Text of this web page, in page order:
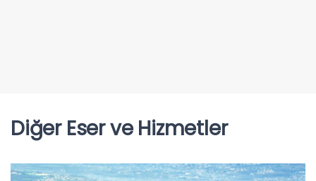
Diğer Eser ve Hizmetler